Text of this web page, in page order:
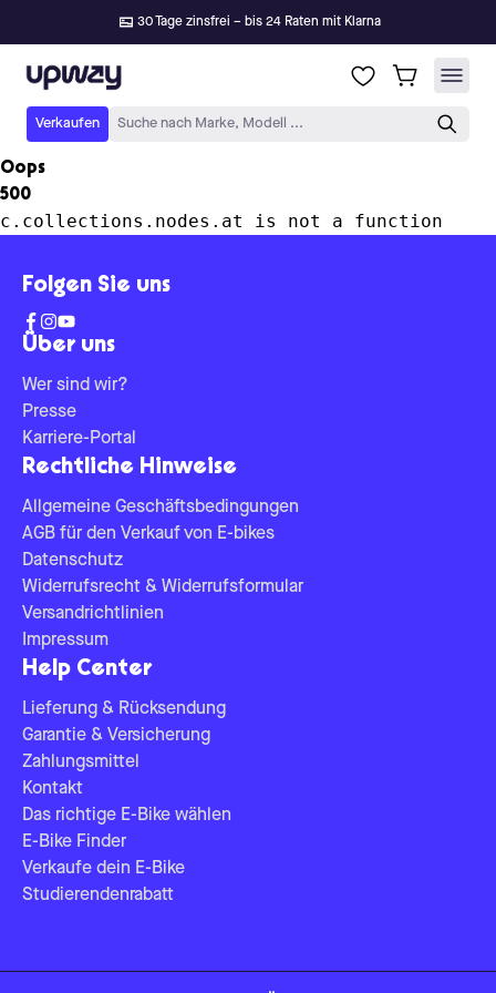
30 Tage zinsfrei – bis 24 Raten mit Klarna
Upway
Verkaufen Suche nach Marke, Modell ...
Oops
500
c.collections.nodes.at is not a function
Über uns
Wer sind wir?
Presse
Karriere-Portal
Rechtliche Hinweise
Allgemeine Geschäftsbedingungen
AGB für den Verkauf von E-bikes
Datenschutz
Widerrufsrecht & Widerrufsformular
Versandrichtlinien
Impressum
Help Center
Lieferung & Rücksendung
Garantie & Versicherung
Zahlungsmittel
Kontakt
Das richtige E-Bike wählen
E-Bike Finder
Verkaufe dein E-Bike
Studierendenrabatt
Folgen Sie uns